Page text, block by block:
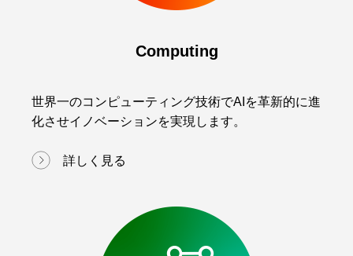
Computing
世界一のコンピューティング技術でAIを革新的に進
化させイノベーションを実現します。
詳しく見る